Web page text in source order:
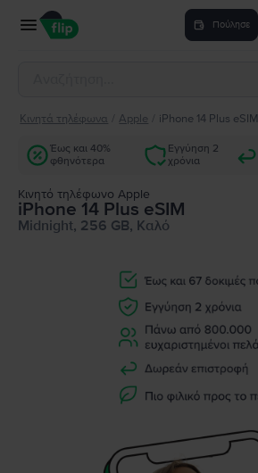
Πούλησε
Κινητά τηλέφωνα Apple iPhone 14 Plus eSIM
Έως και 40%
φθηνότερα
Εγγύηση 2
χρόνια
Κινητό τηλέφωνο Apple
iPhone 14 Plus eSIM
Midnight, 256 GB, Καλό